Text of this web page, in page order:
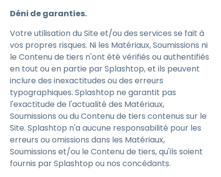
Déni de garanties.
Votre utilisation du Site et/ou des services se fait à
vos propres risques. Ni les Matériaux, Soumissions ni
le Contenu de tiers n'ont été vérifiés ou authentifiés
en tout ou en partie par Splashtop, et ils peuvent
inclure des inexactitudes ou des erreurs
typographiques. Splashtop ne garantit pas
l'exactitude de l'actualité des Matériaux,
Soumissions ou du Contenu de tiers contenus sur le
Site. Splashtop n'a aucune responsabilité pour les
erreurs ou omissions dans les Matériaux,
Soumissions et/ou le Contenu de tiers, qu'ils soient
fournis par Splashtop ou nos concédants.